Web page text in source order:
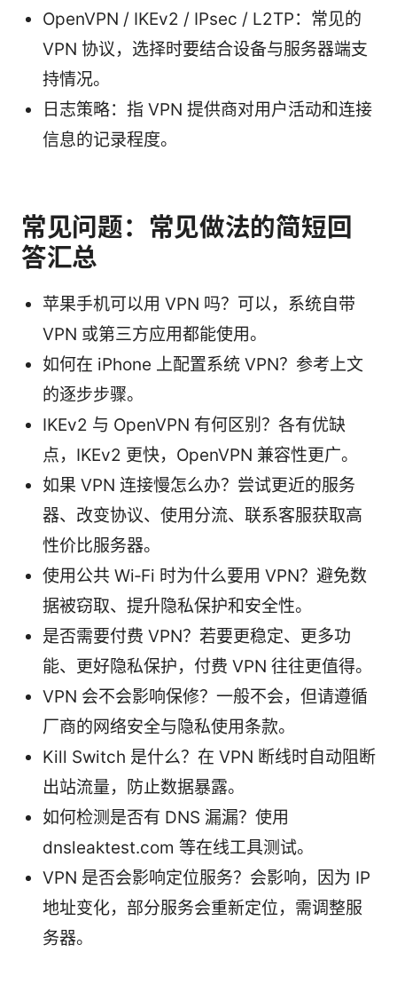
OpenVPN / IKEv2 / IPsec / L2TP：常见的
VPN 协议，选择时要结合设备与服务器端支
持情况。
日志策略：指 VPN 提供商对用户活动和连接
信息的记录程度。
常见问题：常见做法的简短回
答汇总
苹果手机可以用 VPN 吗？可以，系统自带
VPN 或第三方应用都能使用。
如何在 iPhone 上配置系统 VPN？参考上文
的逐步步骤。
IKEv2 与 OpenVPN 有何区别？各有优缺
点，IKEv2 更快，OpenVPN 兼容性更广。
如果 VPN 连接慢怎么办？尝试更近的服务
器、改变协议、使用分流、联系客服获取高
性价比服务器。
使用公共 Wi‑Fi 时为什么要用 VPN？避免数
据被窃取、提升隐私保护和安全性。
是否需要付费 VPN？若要更稳定、更多功
能、更好隐私保护，付费 VPN 往往更值得。
VPN 会不会影响保修？一般不会，但请遵循
厂商的网络安全与隐私使用条款。
Kill Switch 是什么？在 VPN 断线时自动阻断
出站流量，防止数据暴露。
如何检测是否有 DNS 漏漏？使用
dnsleaktest.com 等在线工具测试。
VPN 是否会影响定位服务？会影响，因为 IP
地址变化，部分服务会重新定位，需调整服
务器。